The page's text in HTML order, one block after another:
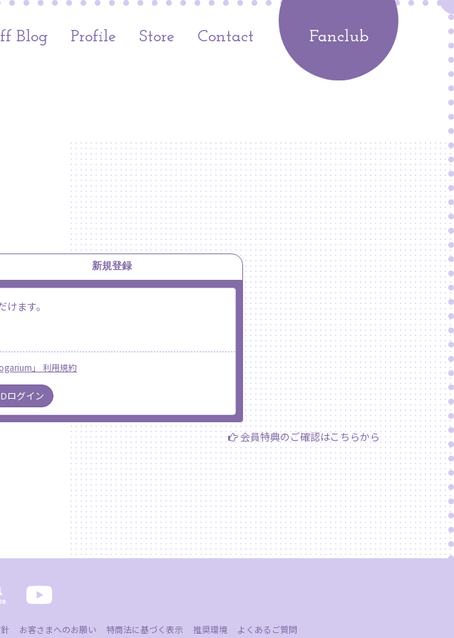
Blog Profile Store Contact Fanclub
新規登録
ます。
」 利用規約
ログイン
会員特典のご確認はこちらから
お客さまへのお願い 特商法に基づく表示 推奨環境 よくあるご質問